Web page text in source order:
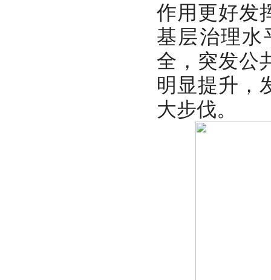
作用更好发
基层治理水
全，突发公
明显提升，
大步伐。